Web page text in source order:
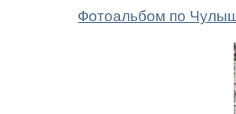
Фотоальбом по